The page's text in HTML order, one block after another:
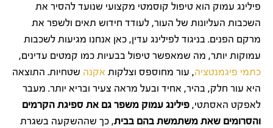
פילינג עמוק הוא טיפול קוסמטי מקצועי שנועד להסיר את
השכבות העליונות של העור, לעודד חידוש תאים ולשפר את
מרקם הפנים. בניגוד לפילינג עדין, כאן אנחנו מגיעות לשכבות
עמוקות יותר, מה שמאפשר טיפול בבעיות כמו קמטים עדינים,
כתמי פיגמנטציה, עור מחוספס וצלקות אקנה שטחיות. התוצאה
היא עור חלק, בהיר, אחיד ובעל מראה צעיר ובריא יותר. מעבר
לאפקט האסתטי, פילינג עמוק משפר גם את ספיגת הקרמים
והסרומים שאת משתמשת בהם בבית, כך שההשקעה בשגרת